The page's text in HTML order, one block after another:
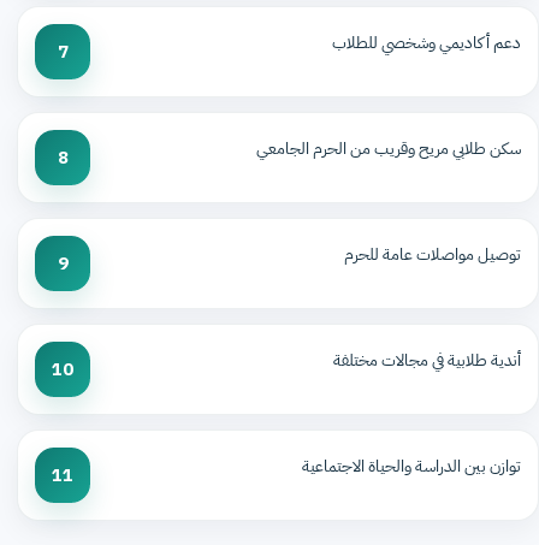
دعم أكاديمي وشخصي للطلاب 7
سكن طلابي مريح وقريب من الحرم الجامعي 8
توصيل مواصلات عامة للحرم 9
أندية طلابية في مجالات مختلفة 10
توازن بين الدراسة والحياة الاجتماعية 11